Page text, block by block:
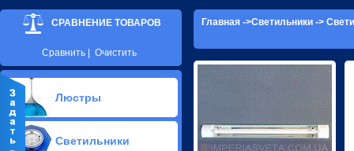
Главная ->Светильники ->
СРАВНЕНИЕ ТОВАРОВ
Сравнить Очистить
Люстры
Припотолочные люстры(597)
Потолочные люстры Led(86)
Светильники